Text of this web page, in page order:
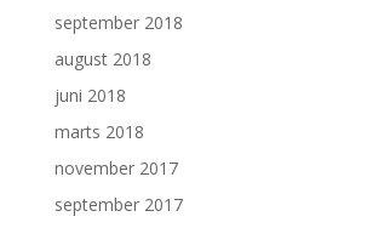
september 2018
august 2018
juni 2018
marts 2018
november 2017
september 2017